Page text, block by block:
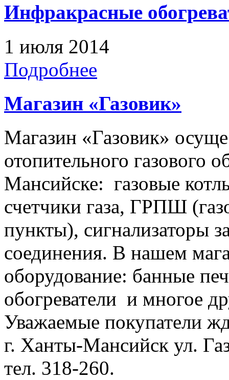
Инфракрасные
1 июля 2014
Подробнее
Магазин «Газовик»
Магазин «Газовик»
отопительного газового
Мансийске: газовые
счетчики газа, ГРПШ
пункты), сигнализаторы
соединения. В нашем
оборудование: банные
обогреватели и многое
Уважаемые покупатели
г. Ханты-Мансийск ул.
тел. 318-260.